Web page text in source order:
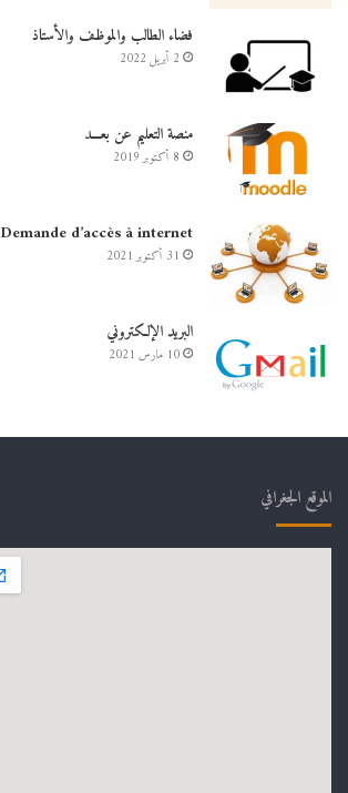
فضاء الطالب والموظف والأستاذ
2 أبريل 2022
منصة التعليم عن بعـــد
8 أكتوبر 2019
Demande d’accès à internet
31 أكتوبر 2021
البريد الإلكتروني
10 مارس 2021
الموقع الجغرافي